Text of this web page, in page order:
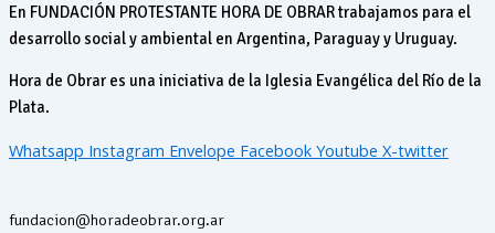
En FUNDACIÓN PROTESTANTE HORA DE OBRAR trabajamos para el
desarrollo social y ambiental en Argentina, Paraguay y Uruguay.
Hora de Obrar es una iniciativa de la Iglesia Evangélica del Río de la
Plata.
Whatsapp Instagram Envelope Facebook Youtube X-twitter
fundacion@horadeobrar.org.ar